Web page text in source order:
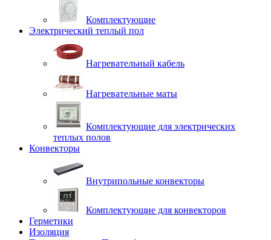
Комплектующие
Электрический теплый пол
Нагревательный кабель
Нагревательные маты
Комплектующие для электрических
теплых полов
Конвекторы
Внутрипольные конвекторы
Комплектующие для конвекторов
Герметики
Изоляция